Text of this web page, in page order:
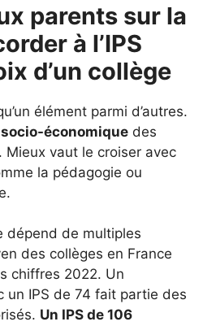
parents sur la
à l’IPS
d’un collège
élément parmi d’autres.
économique des
Mieux vaut le croiser avec
la pédagogie ou
dépend de multiples
des collèges en France
chiffres 2022. Un
un IPS de 74 fait partie des
Un IPS de 106